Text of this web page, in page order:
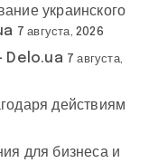
украинского
7 августа, 2026
Delo.ua 7 августа,
действиям
для бизнеса и